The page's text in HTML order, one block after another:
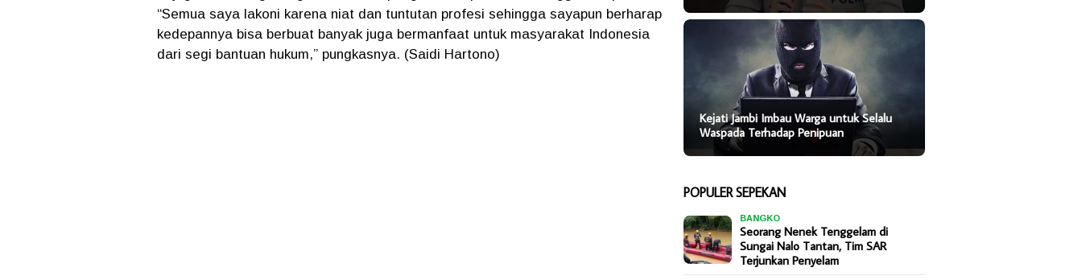
“Semua saya lakoni karena niat dan tuntutan profesi sehingga sayapun berharap
kedepannya bisa berbuat banyak juga bermanfaat untuk masyarakat Indonesia
dari segi bantuan hukum,” pungkasnya. (Saidi Hartono)
Kejati Jambi Imbau Warga untuk Selalu
Waspada Terhadap Penipuan
POPULER SEPEKAN
BANGKO
Seorang Nenek Tenggelam di
Sungai Nalo Tantan, Tim SAR
Terjunkan Penyelam